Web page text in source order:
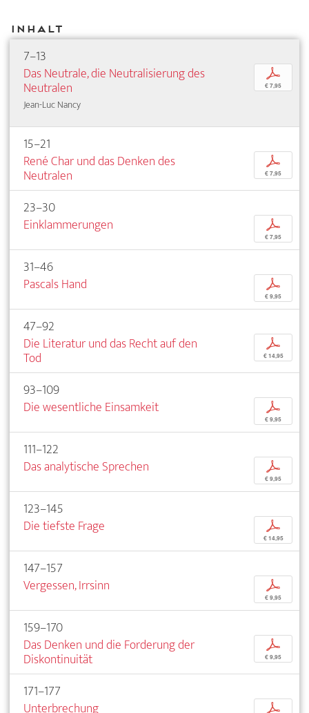
Inhalt
7–13
Das Neutrale, die Neutralisierung des
Neutralen
Jean-Luc Nancy
p
€ 7,95
15–21
René Char und das Denken des
Neutralen
p
€ 7,95
23–30
Einklammerungen
p
€ 7,95
31–46
Pascals Hand
p
€ 9,95
47–92
Die Literatur und das Recht auf den
Tod
p
€ 14,95
93–109
Die wesentliche Einsamkeit
p
€ 9,95
111–122
Das analytische Sprechen
p
€ 9,95
123–145
Die tiefste Frage
p
€ 14,95
147–157
Vergessen, Irrsinn
p
€ 9,95
159–170
Das Denken und die Forderung der
Diskontinuität
p
€ 9,95
171–177
Unterbrechung
p